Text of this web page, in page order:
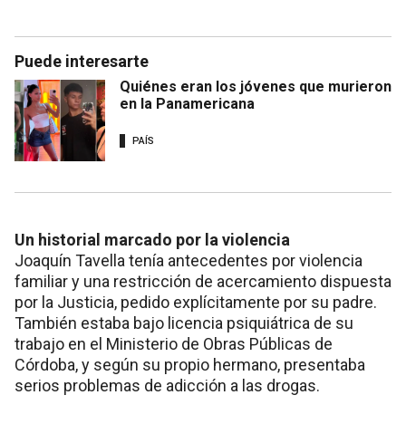
Puede interesarte
Quiénes eran los jóvenes que murieron
en la Panamericana
PAÍS
Un historial marcado por la violencia
Joaquín Tavella tenía antecedentes por violencia
familiar y una restricción de acercamiento dispuesta
por la Justicia, pedido explícitamente por su padre.
También estaba bajo licencia psiquiátrica de su
trabajo en el Ministerio de Obras Públicas de
Córdoba, y según su propio hermano, presentaba
serios problemas de adicción a las drogas.